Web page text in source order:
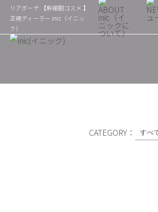
リアボーテ 【幹細胞コスメ 】
正規ディーラー inic（イニッ
ク）
CATEGORY：